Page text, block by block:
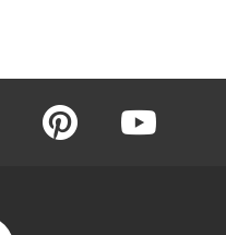
pinterest youtube